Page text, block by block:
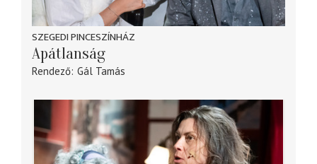
SZEGEDI PINCESZÍNHÁZ
Apátlanság
Rendező Gál Tamás